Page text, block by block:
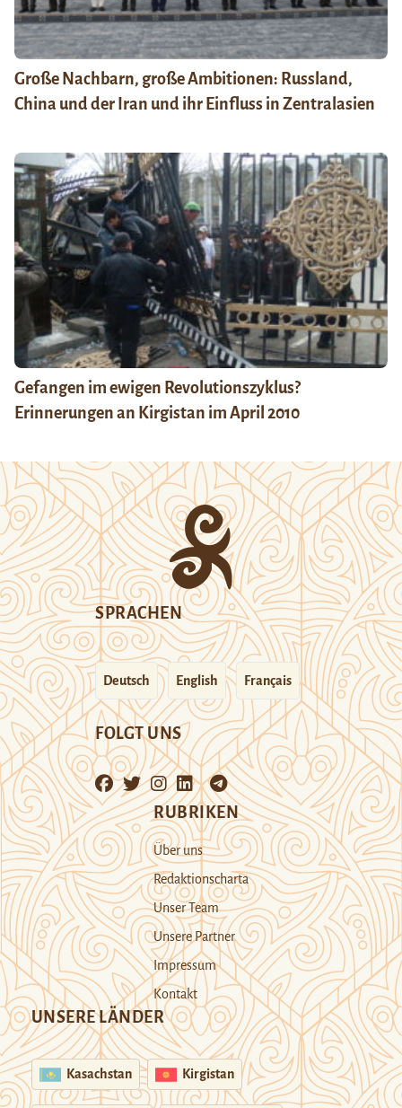
Große Nachbarn, große Ambitionen: Russland,
China und der Iran und ihr Einfluss in Zentralasien
Gefangen im ewigen Revolutionszyklus?
Erinnerungen an Kirgistan im April 2010
SPRACHEN
Deutsch English Français
FOLGT UNS
RUBRIKEN
Über uns
Redaktionscharta
Unser Team
Unsere Partner
Impressum
Kontakt
UNSERE LÄNDER
Kasachstan Kirgistan